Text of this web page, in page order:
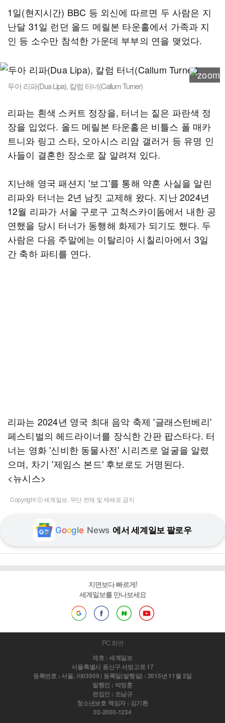
1일(현지시간) BBC 등 외신에 따르면 두 사람은 지
난달 31일 런던 올드 메릴본 타운홀에서 가족과 지
인 등 소수만 참석한 가운데 부부의 연을 맺었다.
두아 리파(Dua Lipa), 칼럼 터너(Callum Turner)
리파는 흰색 스커트 정장을, 터너는 짙은 파란색 정
장을 입었다. 올드 메릴본 타운홀은 비틀스 폴 매카
트니와 링고 스타, 오아시스 리암 갤러거 등 유명 인
사들이 결혼한 장소로 잘 알려져 있다.
지난해 영국 패션지 '보그'를 통해 약혼 사실을 알린
리파와 터너는 2년 남짓 교제해 왔다. 지난 2024년
12월 리파가 서울 구로구 고척스카이돔에서 내한 공
연했을 당시 터너가 동행해 화제가 되기도 했다. 두
사람은 다음 주말에는 이탈리아 시칠리아에서 3일
간 축하 파티를 연다.
리파는 2024년 영국 최대 음악 축제 '글래스턴베리'
페스티벌의 헤드라이너를 장식한 간판 팝스타다. 터
너는 영화 '신비한 동물사전' 시리즈로 얼굴을 알렸
으며, 차기 '제임스 본드' 후보로도 거명된다.
<뉴시스>
Copyright ⓒ 세계일보. 무단 전재 및 재배포 금지
Google News 에서 세계일보 팔로우
지면보다 빠르게!
세계일보를 만나보세요
PC 화면
제호 : 세계일보
서울특별시 용산구 서빙고로 17
등록번호 : 서울, 아03959 | 등록일(발행일) : 2015년 11월 2일
발행인 : 박정훈
편집인 : 조남규
청소년보호 책임자 : 김기환
02-2000-1234